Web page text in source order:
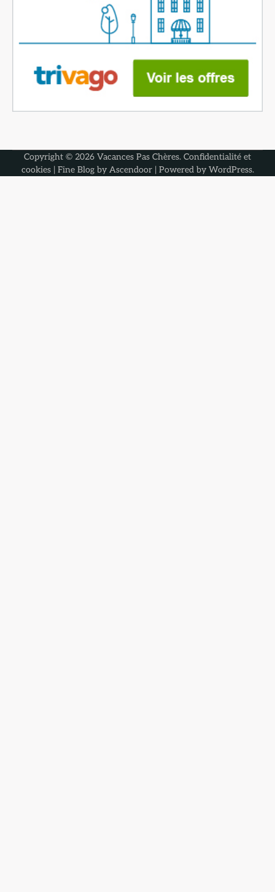
Copyright © 2026 Vacances Pas Chères. Confidentialité et
cookies| Fine Blog by Ascendoor| Powered by WordPress.